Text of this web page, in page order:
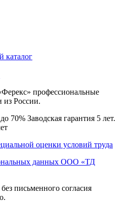
каталог
профессиональные
из России.
70% Заводская гарантия 5 лет.
оценки условий труда
данных ООО «ТД
письменного согласия